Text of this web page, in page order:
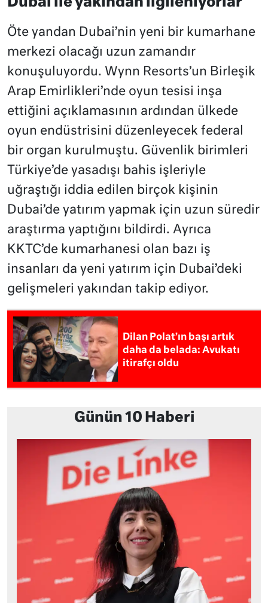
Öte yandan Dubai’nin yeni bir kumarhane
merkezi olacağı uzun zamandır
konuşuluyordu. Wynn Resorts’un Birleşik
Arap Emirlikleri’nde oyun tesisi inşa
ettiğini açıklamasının ardından ülkede
oyun endüstrisini düzenleyecek federal
bir organ kurulmuştu. Güvenlik birimleri
Türkiye’de yasadışı bahis işleriyle
uğraştığı iddia edilen birçok kişinin
Dubai’de yatırım yapmak için uzun süredir
araştırma yaptığını bildirdi. Ayrıca
KKTC’de kumarhanesi olan bazı iş
insanları da yeni yatırım için Dubai’deki
gelişmeleri yakından takip ediyor.
Dilan Polat’ın başı artık
daha da belada: Avukatı
itirafçı oldu
Günün 10 Haberi